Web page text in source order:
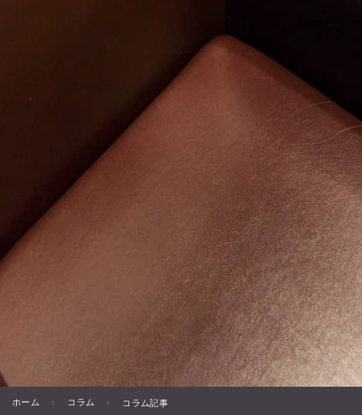
ホーム コラム コラム記事